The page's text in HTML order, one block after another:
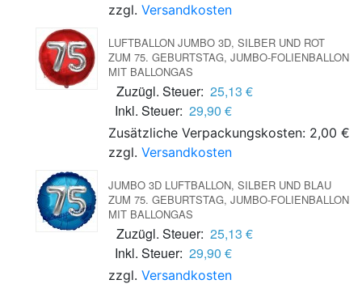
zzgl. Versandkosten
LUFTBALLON JUMBO 3D, SILBER UND ROT
ZUM 75. GEBURTSTAG, JUMBO-FOLIENBALLON
MIT BALLONGAS
Zuzügl. Steuer: 25,13 €
Inkl. Steuer: 29,90 €
Zusätzliche Verpackungskosten: 2,00 €
zzgl. Versandkosten
JUMBO 3D LUFTBALLON, SILBER UND BLAU
ZUM 75. GEBURTSTAG, JUMBO-FOLIENBALLON
MIT BALLONGAS
Zuzügl. Steuer: 25,13 €
Inkl. Steuer: 29,90 €
zzgl. Versandkosten